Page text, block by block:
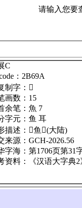
请输入您要
C
：2B69A
制字：𫚚
画数：15
余笔：魚 7
字元：鱼 耳
描述： ⿰鱼𦔮(大陆)
来源：GCH-2026.56
字海：第1706页第31
资料：《汉语大字典2